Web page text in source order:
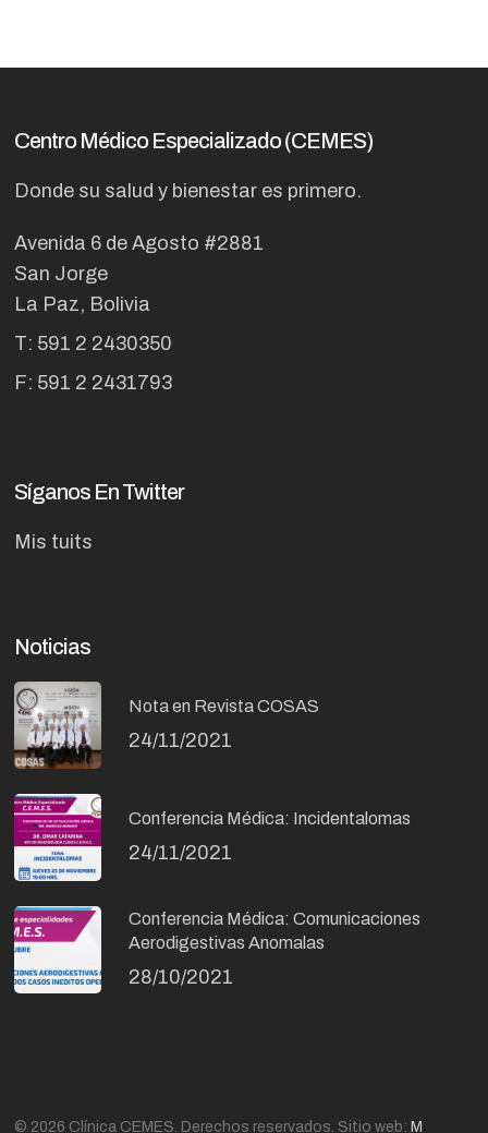
Centro Médico Especializado (CEMES)
Donde su salud y bienestar es primero.
Avenida 6 de Agosto #2881
San Jorge
La Paz, Bolivia
T: 591 2 2430350
F: 591 2 2431793
Síganos En Twitter
Mis tuits
Noticias
Nota en Revista COSAS
24/11/2021
Conferencia Médica: Incidentalomas
24/11/2021
Conferencia Médica: Comunicaciones
Aerodigestivas Anomalas
28/10/2021
© 2026 Clínica CEMES. Derechos reservados. Sitio web: M